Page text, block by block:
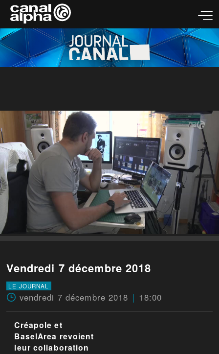
Vendredi 7 décembre 2018
LE JOURNAL
vendredi 7 décembre 2018 18:00
Créapole et
BaselArea revoient
leur collaboration